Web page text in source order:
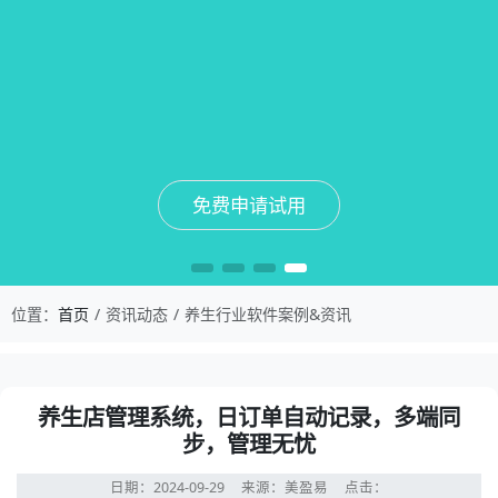
免费申请试用
免费申请试用
免费申请试用
免费申请试用
位置： 首页 资讯动态 养生行业软件案例&资讯
养生店管理系统，日订单自动记录，多端同
步，管理无忧
日期：2024-09-29 来源：美盈易 点击：